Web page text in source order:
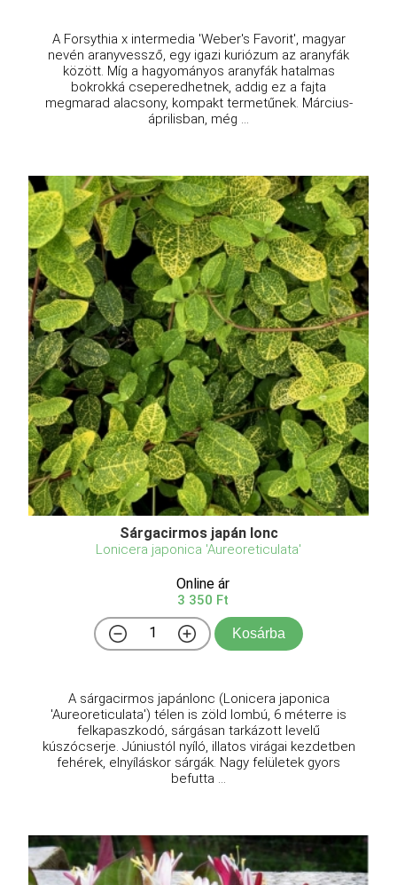
A Forsythia x intermedia 'Weber's Favorit', magyar
nevén aranyvessző, egy igazi kuriózum az aranyfák
között. Míg a hagyományos aranyfák hatalmas
bokrokká cseperedhetnek, addig ez a fajta
megmarad alacsony, kompakt termetűnek. Március-
áprilisban, még ...
Sárgacirmos japán lonc
Lonicera japonica 'Aureoreticulata'
Online ár
3 350 Ft
Kosárba
A sárgacirmos japánlonc (Lonicera japonica
'Aureoreticulata') télen is zöld lombú, 6 méterre is
felkapaszkodó, sárgásan tarkázott levelű
kúszócserje. Júniustól nyíló, illatos virágai kezdetben
fehérek, elnyíláskor sárgák. Nagy felületek gyors
befutta ...